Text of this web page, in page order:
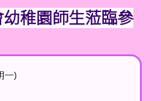
稚園師生蒞臨參
一)